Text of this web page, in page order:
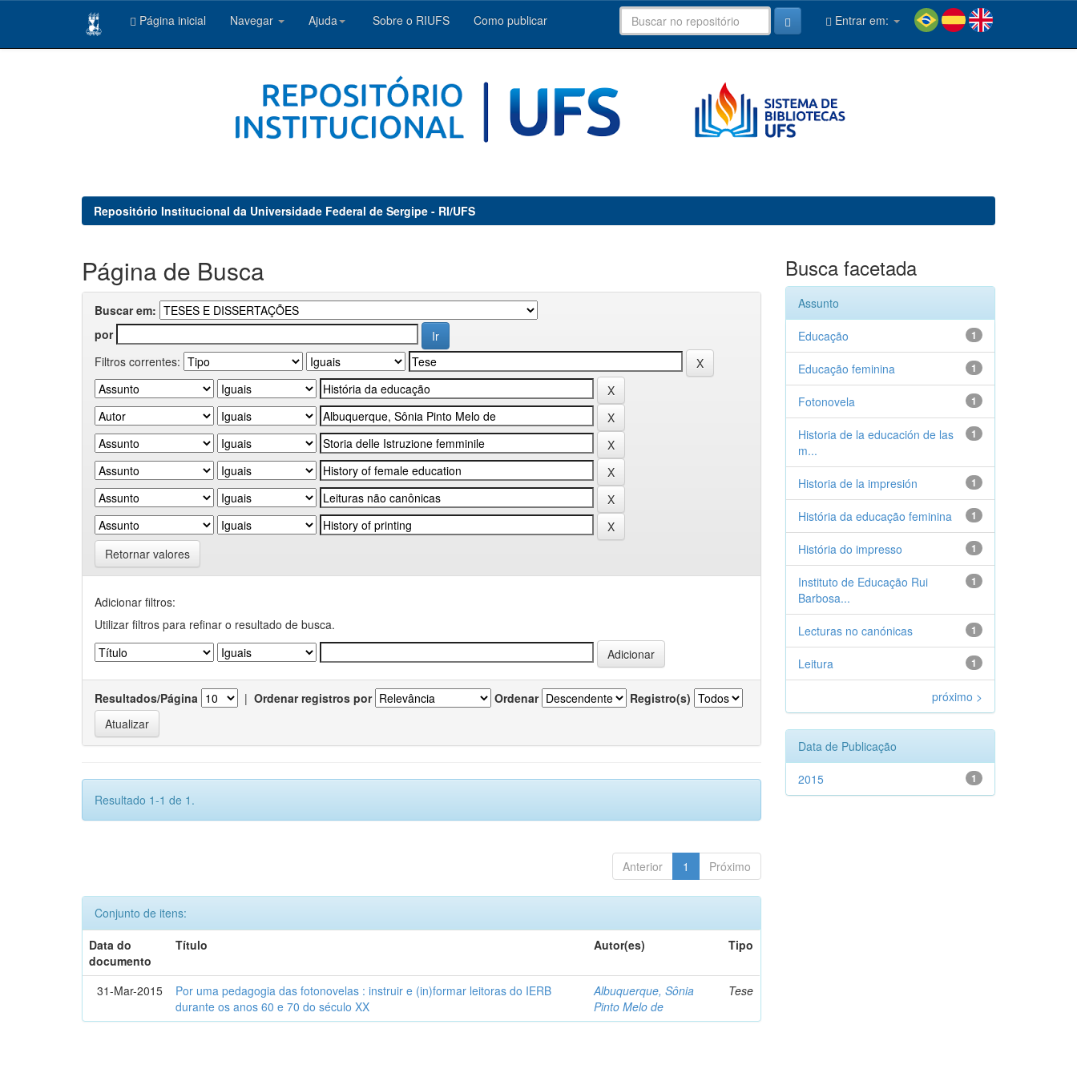
Página inicial Navegar Ajuda Sobre o RIUFS Como publicar Entrar em:
Repositório Institucional da Universidade Federal de Sergipe - RI/UFS
Página de Busca
Buscar em:
por
Filtros correntes:
Retornar valores
Adicionar filtros:
Utilizar filtros para refinar o resultado de busca.
Resultados/Página | Ordenar registros por Ordenar Registro(s)
Resultado 1-1 de 1.
Anterior 1 Próximo
Conjunto de itens:
Data do
documento
Título Autor(es) Tipo
31-Mar-2015
Por uma pedagogia das fotonovelas : instruir e (in)formar leitoras do IERB
durante os anos 60 e 70 do século XX
Albuquerque, Sônia
Pinto Melo de
Tese
Busca facetada
Assunto
1
Educação
1
Educação feminina
1
Fotonovela
1
Historia de la educación de las
m...
1
Historia de la impresión
1
História da educação feminina
1
História do impresso
1
Instituto de Educação Rui
Barbosa...
1
Lecturas no canónicas
1
Leitura
próximo >
Data de Publicação
1
2015